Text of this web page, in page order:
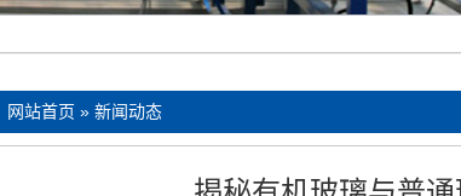
网站首页 » 新闻动态